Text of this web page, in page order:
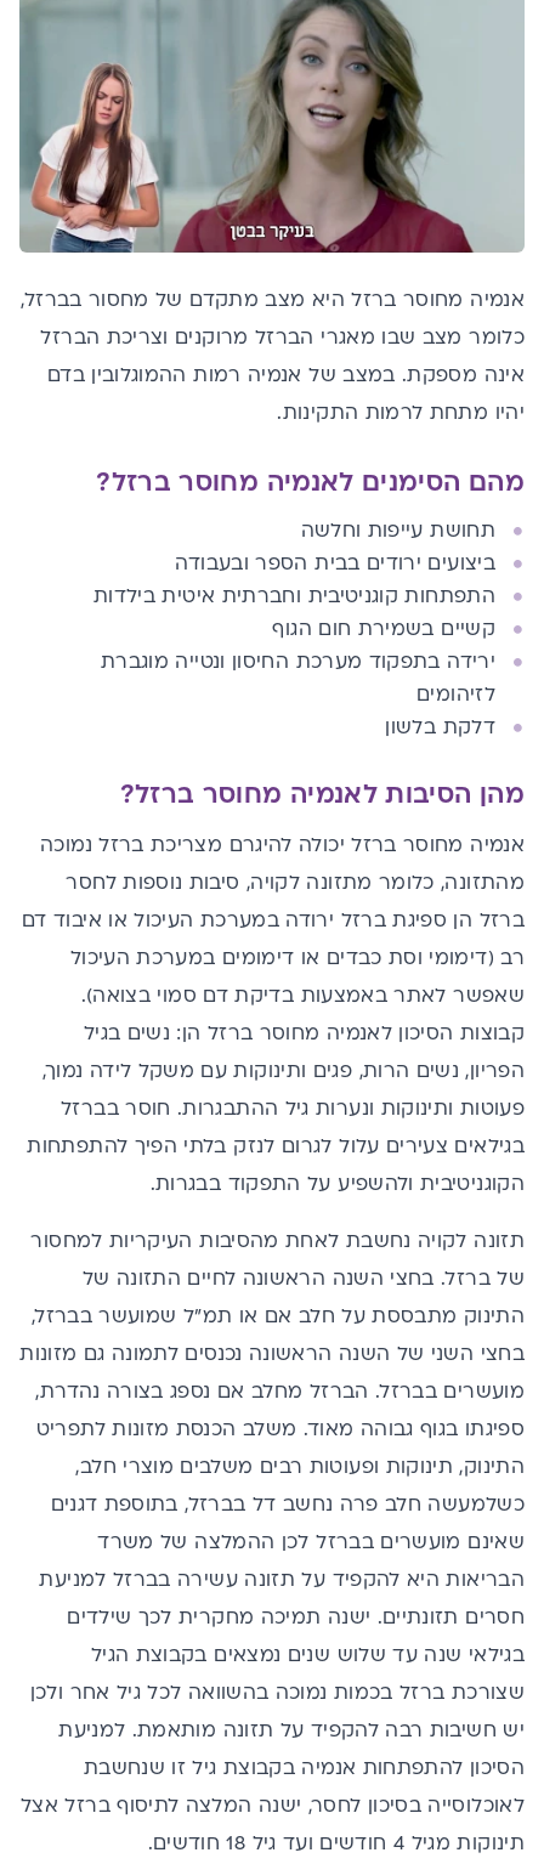
אנמיה מחוסר ברזל היא מצב מתקדם של מחסור בברזל,
כלומר מצב שבו מאגרי הברזל מרוקנים וצריכת הברזל
אינה מספקת. במצב של אנמיה רמות ההמוגלובין בדם
יהיו מתחת לרמות התקינות.
מהם הסימנים לאנמיה מחוסר ברזל?
תחושת עייפות וחלשה
ביצועים ירודים בבית הספר ובעבודה
התפתחות קוגניטיבית וחברתית איטית בילדות
קשיים בשמירת חום הגוף
ירידה בתפקוד מערכת החיסון ונטייה מוגברת
לזיהומים
דלקת בלשון
מהן הסיבות לאנמיה מחוסר ברזל?
אנמיה מחוסר ברזל יכולה להיגרם מצריכת ברזל נמוכה
מהתזונה, כלומר מתזונה לקויה, סיבות נוספות לחסר
ברזל הן ספיגת ברזל ירודה במערכת העיכול או איבוד דם
רב (דימומי וסת כבדים או דימומים במערכת העיכול
שאפשר לאתר באמצעות בדיקת דם סמוי בצואה).
קבוצות הסיכון לאנמיה מחוסר ברזל הן: נשים בגיל
הפריון, נשים הרות, פגים ותינוקות עם משקל לידה נמוך,
פעוטות ותינוקות ונערות גיל ההתבגרות. חוסר בברזל
בגילאים צעירים עלול לגרום לנזק בלתי הפיך להתפתחות
הקוגניטיבית ולהשפיע על התפקוד בבגרות.
תזונה לקויה נחשבת לאחת מהסיבות העיקריות למחסור
של ברזל. בחצי השנה הראשונה לחיים התזונה של
התינוק מתבססת על חלב אם או תמ”ל שמועשר בברזל,
בחצי השני של השנה הראשונה נכנסים לתמונה גם מזונות
מועשרים בברזל. הברזל מחלב אם נספג בצורה נהדרת,
ספיגתו בגוף גבוהה מאוד. משלב הכנסת מזונות לתפריט
התינוק, תינוקות ופעוטות רבים משלבים מוצרי חלב,
כשלמעשה חלב פרה נחשב דל בברזל, בתוספת דגנים
שאינם מועשרים בברזל לכן ההמלצה של משרד
הבריאות היא להקפיד על תזונה עשירה בברזל למניעת
חסרים תזונתיים. ישנה תמיכה מחקרית לכך שילדים
בגילאי שנה עד שלוש שנים נמצאים בקבוצת הגיל
שצורכת ברזל בכמות נמוכה בהשוואה לכל גיל אחר ולכן
יש חשיבות רבה להקפיד על תזונה מותאמת. למניעת
הסיכון להתפתחות אנמיה בקבוצת גיל זו שנחשבת
לאוכלוסייה בסיכון לחסר, ישנה המלצה לתיסוף ברזל אצל
תינוקות מגיל 4 חודשים ועד גיל 18 חודשים.